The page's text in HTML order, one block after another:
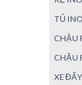
TỦ
CHẬU
CHẬU
XE